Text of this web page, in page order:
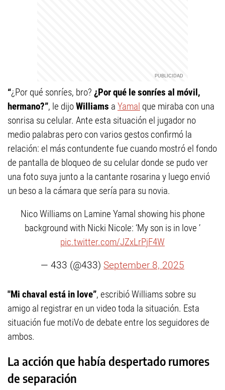
“¿Por qué sonríes, bro? ¿Por qué le sonríes al móvil,
hermano?”, le dijoWilliams a Yamal que miraba con una
sonrisa su celular. Ante esta situación el jugador no
medio palabras pero con varios gestos confirmó la
relación: el más contundente fue cuando mostró el fondo
de pantalla de bloqueo de su celular donde se pudo ver
una foto suya junto a la cantante rosarina y luego envió
un beso a la cámara que sería para su novia.
Nico Williams on Lamine Yamal showing his phone
background with Nicki Nicole: ‘My son is in love ’
pic.twitter.com/JZxLrPjF4W
— 433 (@433) September 8, 2025
"Mi chaval está in love”, escribió Williams sobre su
amigo al registrar en un video toda la situación. Esta
situación fue motiVo de debate entre los seguidores de
ambos.
La acción que había despertado rumores
de separación